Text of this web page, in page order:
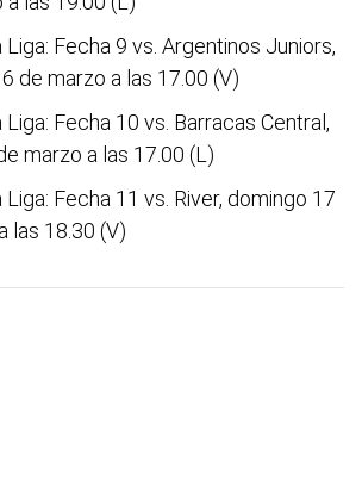
Liga: Fecha 9 vs. Argentinos Juniors,
de marzo a las 17.00 (V)
Liga: Fecha 10 vs. Barracas Central,
marzo a las 17.00 (L)
Liga: Fecha 11 vs. River, domingo 17
las 18.30 (V)